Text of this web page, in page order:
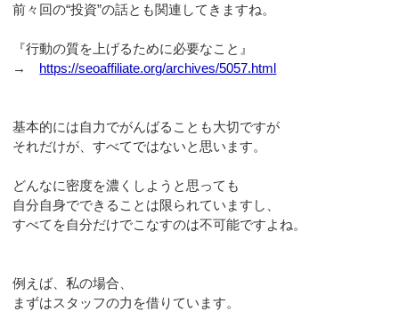
前々回の“投資”の話とも関連してきますね。
『行動の質を上げるために必要なこと』
→ https://seoaffiliate.org/archives/5057.html
基本的には自力でがんばることも大切ですが
それだけが、すべてではないと思います。
どんなに密度を濃くしようと思っても
自分自身でできることは限られていますし、
すべてを自分だけでこなすのは不可能ですよね。
例えば、私の場合、
まずはスタッフの力を借りています。